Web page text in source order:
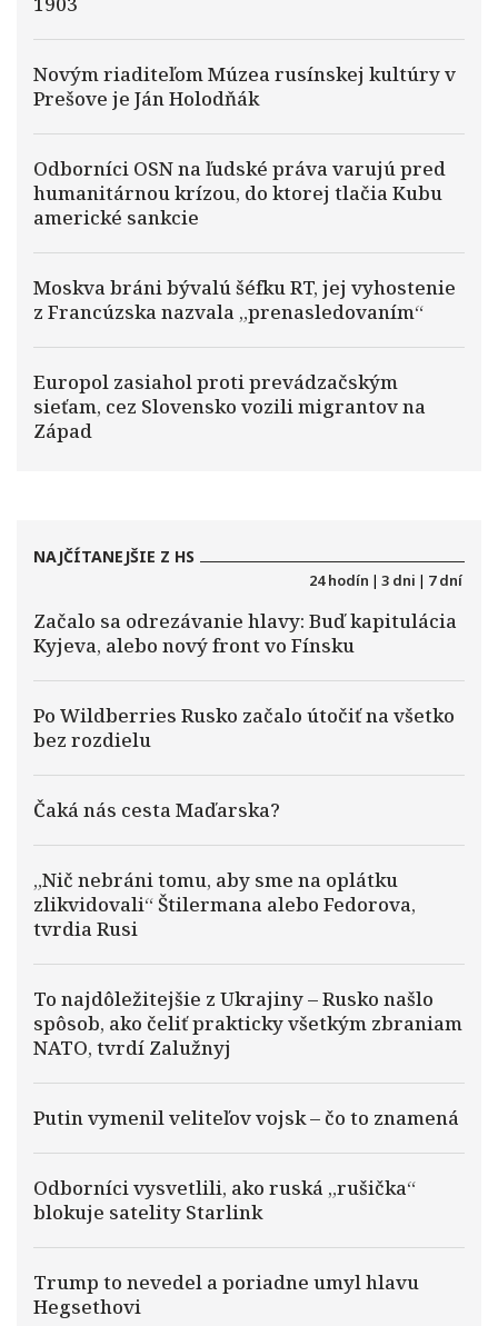
Novým riaditeľom Múzea rusínskej kultúry v
Prešove je Ján Holodňák
Odborníci OSN na ľudské práva varujú pred
humanitárnou krízou, do ktorej tlačia Kubu
americké sankcie
Moskva bráni bývalú šéfku RT, jej vyhostenie
z Francúzska nazvala „prenasledovaním“
Europol zasiahol proti prevádzačským
sieťam, cez Slovensko vozili migrantov na
Západ
NAJČÍTANEJŠIE Z HS
24 hodín | 3 dni | 7 dní
Začalo sa odrezávanie hlavy: Buď kapitulácia
Kyjeva, alebo nový front vo Fínsku
Po Wildberries Rusko začalo útočiť na všetko
bez rozdielu
Čaká nás cesta Maďarska?
„Nič nebráni tomu, aby sme na oplátku
zlikvidovali“ Štilermana alebo Fedorova,
tvrdia Rusi
To najdôležitejšie z Ukrajiny – Rusko našlo
spôsob, ako čeliť prakticky všetkým zbraniam
NATO, tvrdí Zalužnyj
Putin vymenil veliteľov vojsk – čo to znamená
Odborníci vysvetlili, ako ruská „rušička“
blokuje satelity Starlink
Trump to nevedel a poriadne umyl hlavu
Hegsethovi